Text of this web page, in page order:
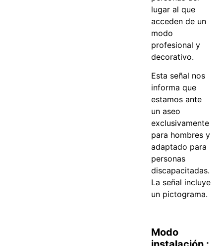
lugar al que
acceden de un
modo
profesional y
decorativo.
Esta señal nos
informa que
estamos ante
un aseo
exclusivamente
para hombres y
adaptado para
personas
discapacitadas.
La señal incluye
un pictograma.
Modo